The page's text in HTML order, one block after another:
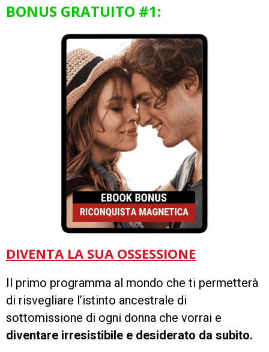
BONUS GRATUITO #1:
DIVENTA LA SUA OSSESSIONE
Il primo programma al mondo che ti permetterà
di risvegliare l’istinto ancestrale di
sottomissione di ogni donna che vorrai e
diventare irresistibile e desiderato da subito.